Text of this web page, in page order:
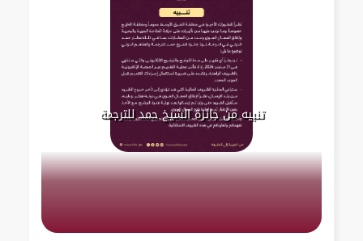
تنبيه من جائزة الشيخ حمد للترجمة